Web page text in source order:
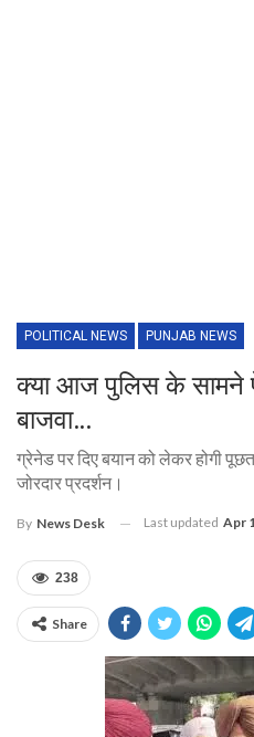
POLITICAL NEWS PUNJAB NEWS
क्या आज पुलिस के सामने
बाजवा…
ग्रेनेड पर दिए बयान को लेकर होगी
जोरदार प्रदर्शन।
By News Desk Last updated Apr
238
Share